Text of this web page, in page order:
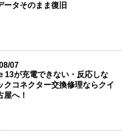
ータそのまま復旧
07
13が充電できない・反応しな
クコネクター交換修理ならクイ
屋へ！